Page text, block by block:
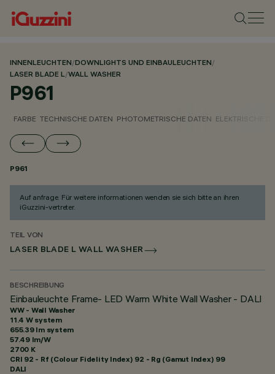
INNENLEUCHTEN/DOWNLIGHTS UND EINBAULEUCHTEN/
LASER BLADE L/WALL WASHER
P961
FARBE TECHNISCHE DATEN PHOTOMETRISCHE DATEN ELEKTRISCHE
P961
Auf anfrage. Für weitere informationen wenden sie sich bitte an ihren
iGuzzini-vertreter.
TEIL VON
LASER BLADE L WALL WASHER
BESCHREIBUNG
Einbauleuchte Frame- LED Warm White Wall Washer - DALI
WW - Wall Washer
11.4 W system
655.39 lm system
57.49 lm/W
2700 K
CRI 92 - Rf (Colour Fidelity Index) 92 - Rg (Gamut Index) 99
DALI